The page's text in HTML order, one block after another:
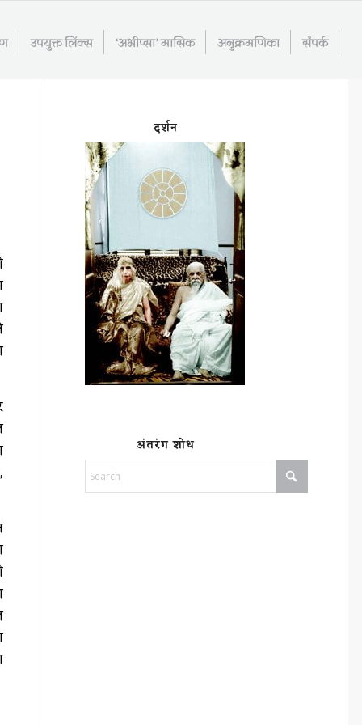
उपयुक्त लिंक्स ‘अभीप्सा’ मासिक अनुक्रमणिका संपर्क
दर्शन
अंतरंग शोध